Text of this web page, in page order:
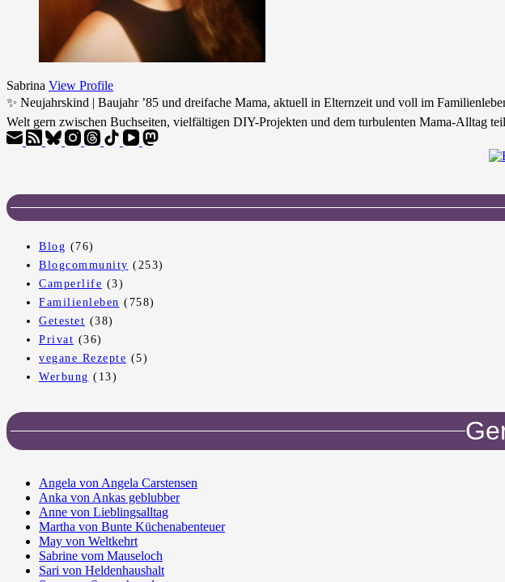
Sabrina View Profile
✨ Neujahrskind | Baujahr ’85 und dreifache Mama, aktuell in Elternzeit und voll im
Welt gern zwischen Buchseiten, vielfältigen DIY-Projekten und dem turbulenten Mama-Alltag
Blog (76)
Blogcommunity (253)
Camperlife (3)
Familienleben (758)
Getestet (38)
Privat (36)
vegane Rezepte (5)
Werbung (13)
Angela von Angela Carstensen
Anka von Ankas geblubber
Anne von Lieblingsalltag
Martha von Bunte Küchenabenteuer
May von Weltkehrt
Sabrine vom Mauseloch
Sari von Heldenhaushalt